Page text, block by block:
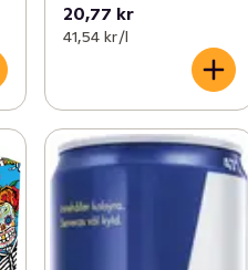
20,77 kr
41,54 kr /l